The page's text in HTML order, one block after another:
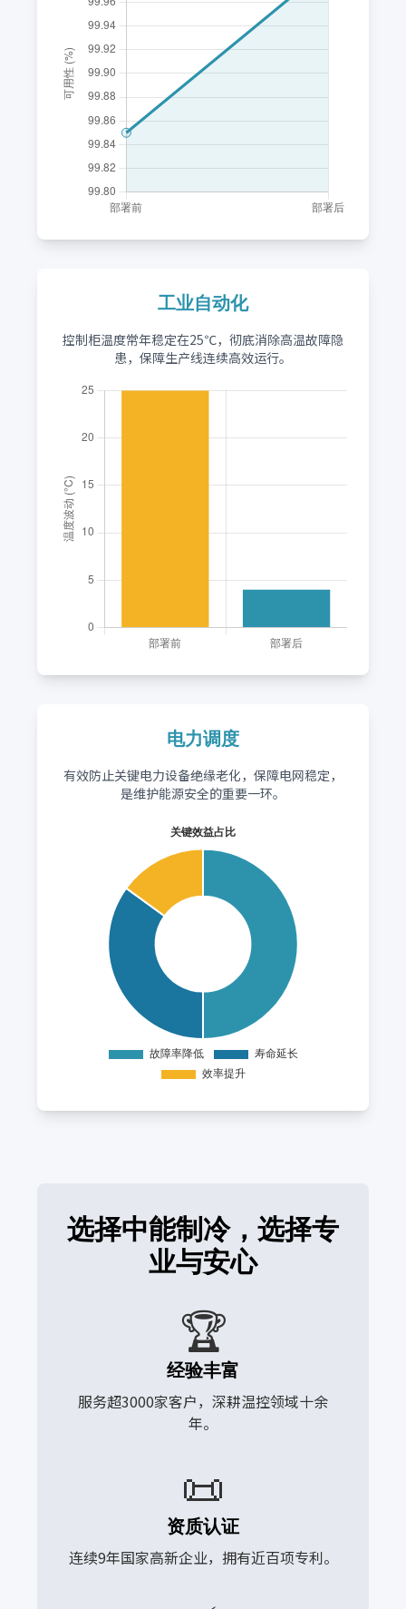
工业自动化
控制柜温度常年稳定在25℃，彻底消除高温故障隐
患，保障生产线连续高效运行。
电力调度
有效防止关键电力设备绝缘老化，保障电网稳定，
是维护能源安全的重要一环。
选择中能制冷，选择专
业与安心
🏆
经验丰富
服务超3000家客户，深耕温控领域十余
年。
📜
资质认证
连续9年国家高新企业，拥有近百项专利。